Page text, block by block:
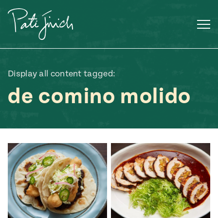
contenido
Display all content tagged:
de comino molido